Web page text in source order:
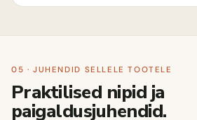
05 · JUHENDID SELLELE TOOTELE
Praktilised nipid ja
paigaldusjuhendid.